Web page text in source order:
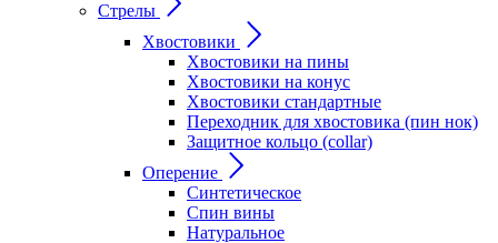
Стрелы
Хвостовики
Хвостовики на пины
Хвостовики на конус
Хвостовики стандартные
Переходник для хвостовика (пин нок)
Защитное кольцо (collar)
Оперение
Синтетическое
Спин вины
Натуральное